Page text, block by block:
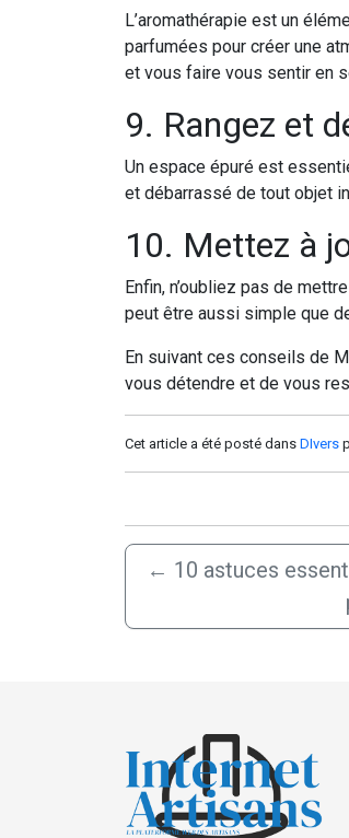
L’aromathérapie est un
parfumées pour créer une
et vous faire vous sentir en
9. Rangez et
Un espace épuré est
et débarrassé de tout objet
10. Mettez à
Enfin, n’oubliez pas de
peut être aussi simple que
En suivant ces conseils de
vous détendre et de vous
Cet article a été posté dans DIvers
← 10 astuces